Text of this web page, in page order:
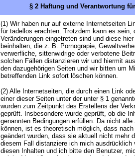
§ 2 Haftung und Verantwortung
(1) Wir haben nur auf externe Internetseiten
für tadellos erachten. Trotzdem kann es sein,
Veränderungen eingetreten sind und diese
beinhalten, die z. B. Pornograpie,
verwerfliche, sittenwidrige oder verbotene
solchen Fällen distanzieren wir und hiermit
den dazugehörigen Seiten und wir bitten um
betreffenden Link sofort löschen können.
(2) Alle Internetseiten, die durch einen Link
einer dieser Seiten unter der unter § 1
wurden zum Zeitpunkt des Erstellens der
geprüft. Insbesondere wurde geprüft, ob die
genannten Bedingungen erfüllen. Da nicht
können, ist es theoretisch möglich, dass
geändert wurden, dass sie aktuell nicht mehr
diesem Fall distanziere ich mich ausdrücklich
diesen Inhalten und ich bitte den Benutzer,